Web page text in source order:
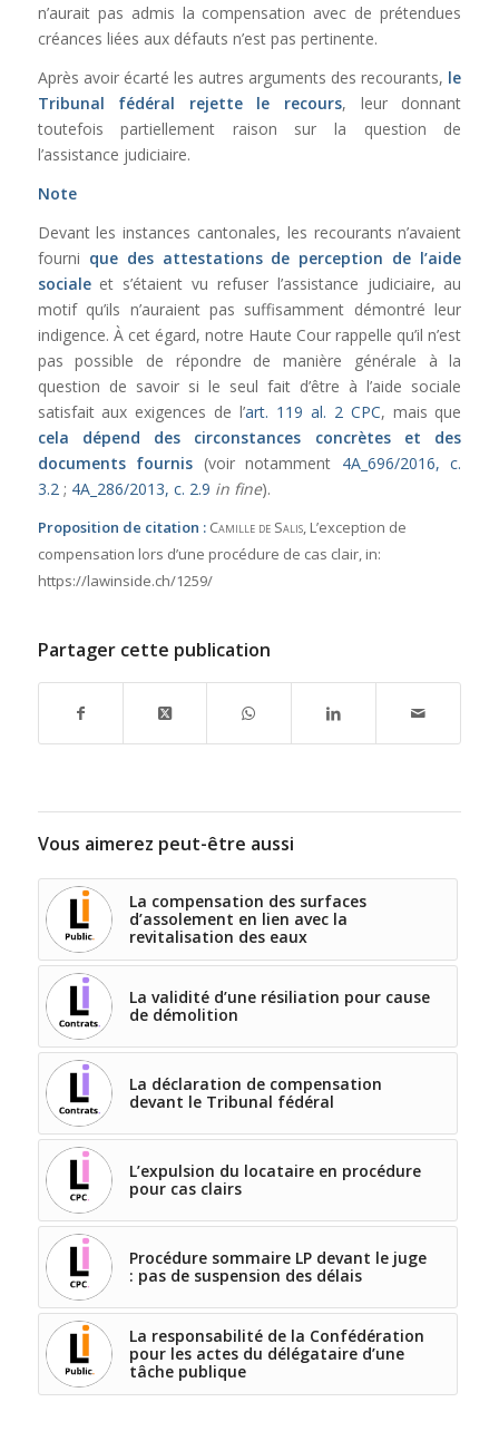
n’aurait pas admis la compensation avec de prétendues
créances liées aux défauts n’est pas pertinente.
Après avoir écarté les autres arguments des recourants, le
Tribunal fédéral rejette le recours, leur donnant
toutefois partiellement raison sur la question de
l’assistance judiciaire.
Note
Devant les instances cantonales, les recourants n’avaient
fourni que des attestations de perception de l’aide
socialeet s’étaient vu refuser l’assistance judiciaire, au
motif qu’ils n’auraient pas suffisamment démontré leur
indigence. À cet égard, notre Haute Cour rappelle qu’il n’est
pas possible de répondre de manière générale à la
question de savoir si le seul fait d’être à l’aide sociale
satisfait aux exigences de l’art. 119 al. 2 CPC, mais que
cela dépend des circonstances concrètes et des
documents fournis (voir notamment 4A_696/2016, c.
3.2 ; 4A_286/2013, c. 2.9 in fine).
Proposition de citation : Camille de Salis, L’exception de
compensation lors d’une procédure de cas clair, in:
https://lawinside.ch/1259/
Partager cette publication
Vous aimerez peut-être aussi
La compensation des surfaces
d’assolement en lien avec la
revitalisation des eaux
La validité d’une résiliation pour cause
de démolition
La déclaration de compensation
devant le Tribunal fédéral
L’expulsion du locataire en procédure
pour cas clairs
Procédure sommaire LP devant le juge
: pas de suspension des délais
La responsabilité de la Confédération
pour les actes du délégataire d’une
tâche publique